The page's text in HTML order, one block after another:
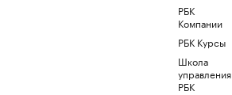
РБК
Компании
РБК Курсы
Школа
управления
РБК